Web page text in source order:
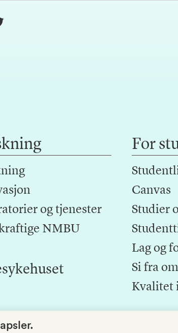
og tjenester
NMBU
For
Canvas
Studier
Lag og
Si fra
Kvalitet